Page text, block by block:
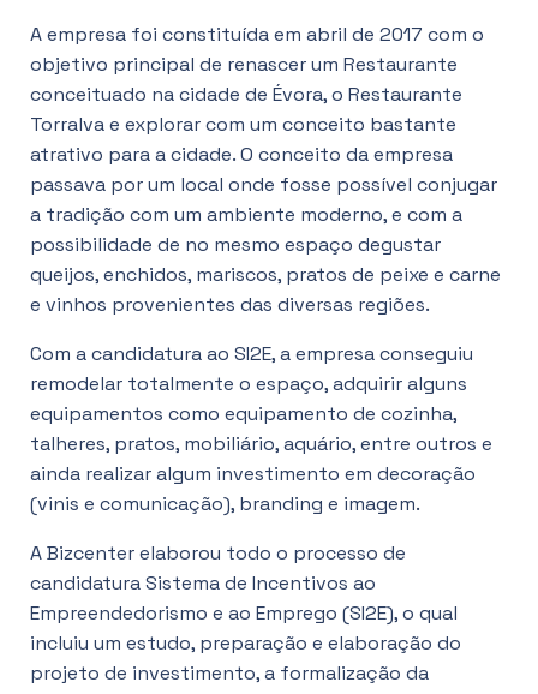
A empresa foi constituída em abril de 2017 com o
objetivo principal de renascer um Restaurante
conceituado na cidade de Évora, o Restaurante
Torralva e explorar com um conceito bastante
atrativo para a cidade. O conceito da empresa
passava por um local onde fosse possível conjugar
a tradição com um ambiente moderno, e com a
possibilidade de no mesmo espaço degustar
queijos, enchidos, mariscos, pratos de peixe e carne
e vinhos provenientes das diversas regiões.
Com a candidatura ao SI2E, a empresa conseguiu
remodelar totalmente o espaço, adquirir alguns
equipamentos como equipamento de cozinha,
talheres, pratos, mobiliário, aquário, entre outros e
ainda realizar algum investimento em decoração
(vinis e comunicação), branding e imagem.
A Bizcenter elaborou todo o processo de
candidatura Sistema de Incentivos ao
Empreendedorismo e ao Emprego (SI2E), o qual
incluiu um estudo, preparação e elaboração do
projeto de investimento, a formalização da